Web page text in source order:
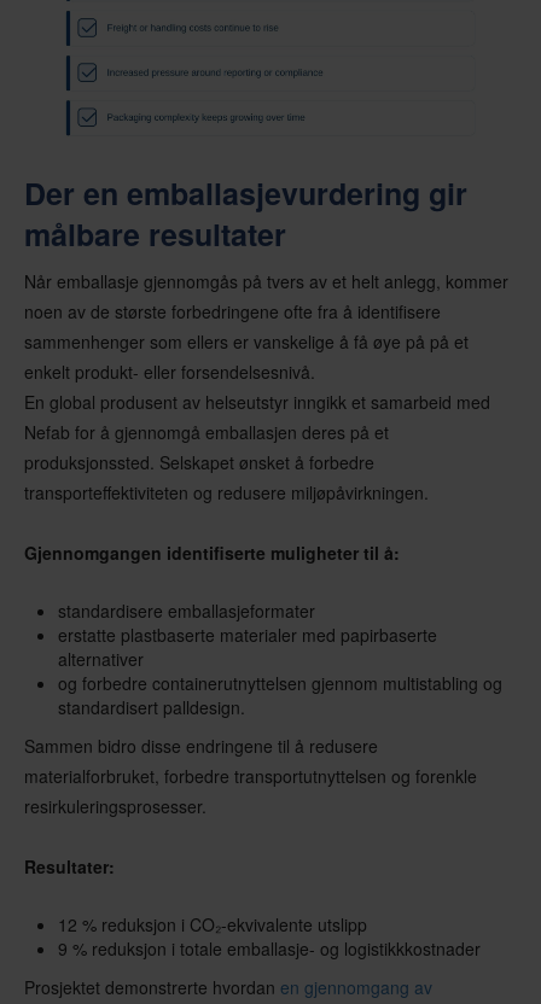
Der en emballasjevurdering gir
målbare resultater
Når emballasje gjennomgås på tvers av et helt anlegg, kommer
noen av de største forbedringene ofte fra å identifisere
sammenhenger som ellers er vanskelige å få øye på på et
enkelt produkt- eller forsendelsesnivå.
En global produsent av helseutstyr inngikk et samarbeid med
Nefab for å gjennomgå emballasjen deres på et
produksjonssted. Selskapet ønsket å forbedre
transporteffektiviteten og redusere miljøpåvirkningen.
Gjennomgangen identifiserte muligheter til å:
standardisere emballasjeformater
erstatte plastbaserte materialer med papirbaserte
alternativer
og forbedre containerutnyttelsen gjennom multistabling og
standardisert palldesign.
Sammen bidro disse endringene til å redusere
materialforbruket, forbedre transportutnyttelsen og forenkle
resirkuleringsprosesser.
Resultater:
12 % reduksjon i CO₂-ekvivalente utslipp
9 % reduksjon i totale emballasje- og logistikkkostnader
Prosjektet demonstrerte hvordan en gjennomgang av